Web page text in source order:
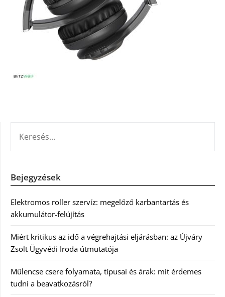
Bejegyzések
Elektromos roller szervíz: megelőző karbantartás és
akkumulátor-felújítás
Miért kritikus az idő a végrehajtási eljárásban: az Újváry
Zsolt Ügyvédi Iroda útmutatója
Műlencse csere folyamata, típusai és árak: mit érdemes
tudni a beavatkozásról?